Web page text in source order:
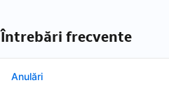
Întrebări frecvente
Anulări